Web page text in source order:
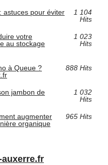
astuces pour éviter
1 104
Hits
votre
au stockage
1 023
Hits
à Queue ?
888 Hits
jambon de
1 032
Hits
augmenter
organique
965 Hits